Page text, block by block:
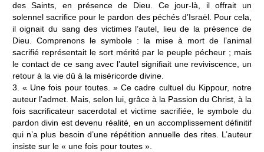
des Saints, en présence de Dieu. Ce jour-là, il offrait un
solennel sacrifice pour le pardon des péchés d’Israël. Pour cela,
il oignait du sang des victimes l’autel, lieu de la présence de
Dieu. Comprenons le symbole : la mise à mort de l’animal
sacrifié représentait le sort mérité par le peuple pécheur ; mais
le contact de ce sang avec l’autel signifiait une reviviscence, un
retour à la vie dû à la miséricorde divine.
3. « Une fois pour toutes. » Ce cadre cultuel du Kippour, notre
auteur l’admet. Mais, selon lui, grâce à la Passion du Christ, à la
fois sacrificateur sacerdotal et victime sacrifiée, le symbole du
pardon divin est devenu réalité, en un accomplissement définitif
qui n’a plus besoin d’une répétition annuelle des rites. L’auteur
insiste sur le « une fois pour toutes ».